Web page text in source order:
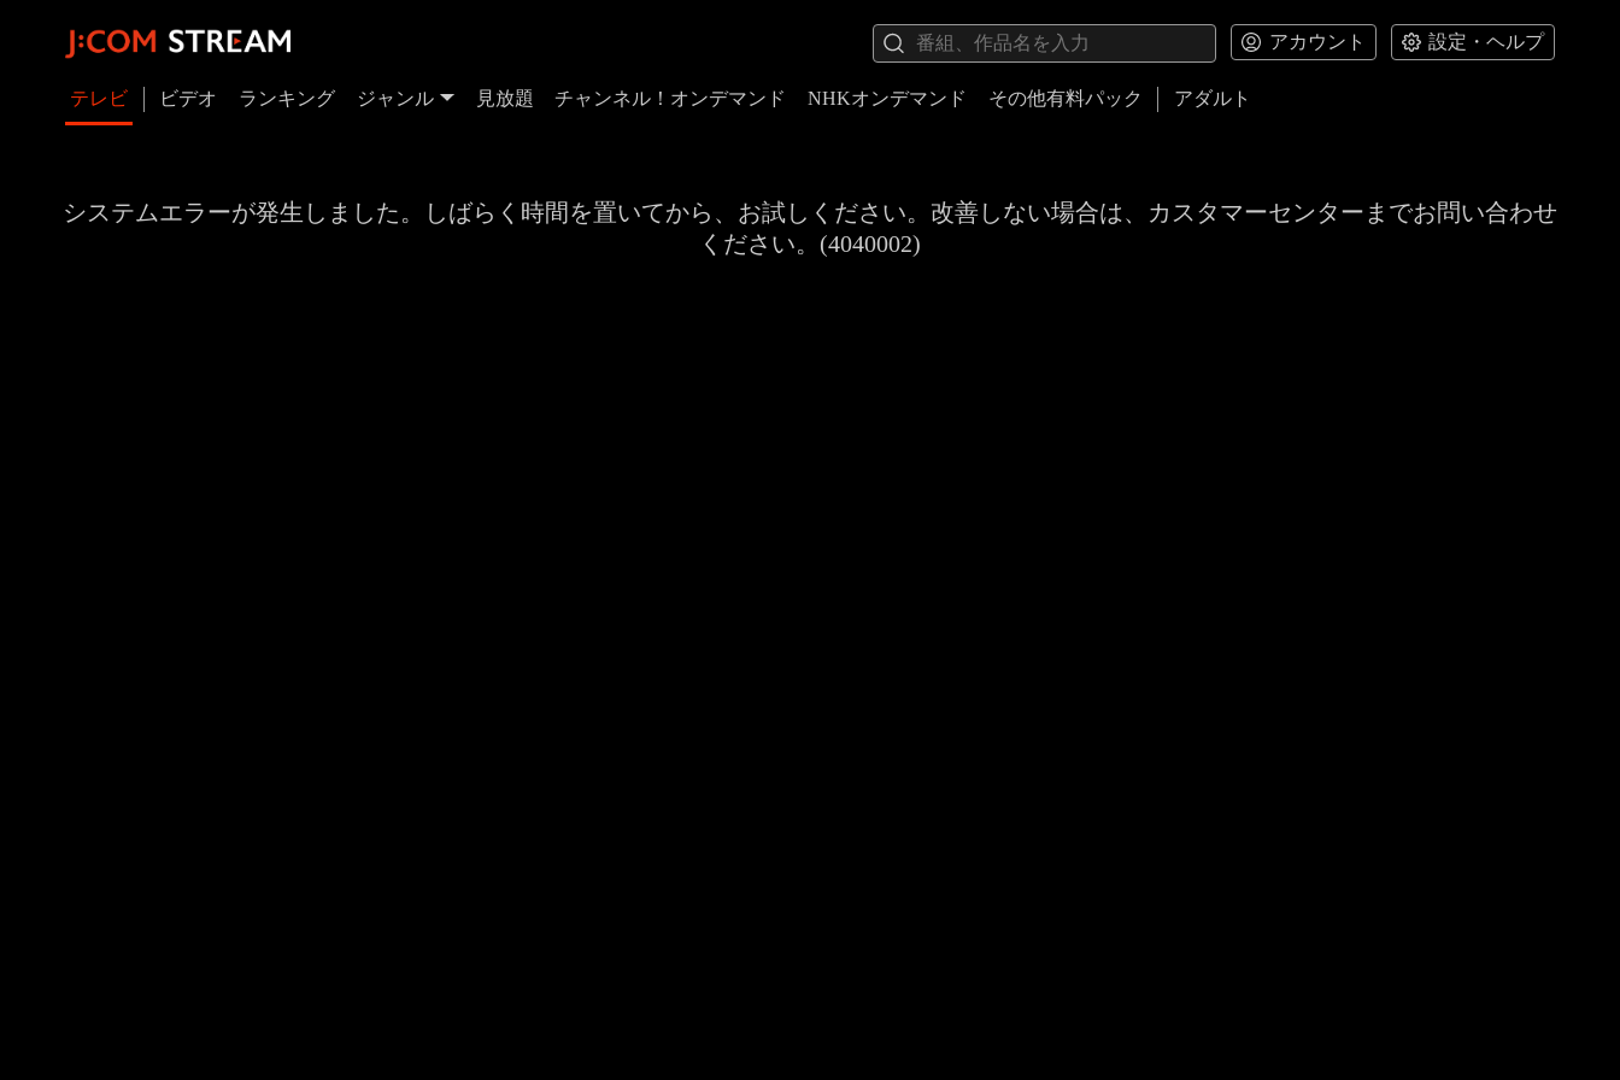
アカウント 設定・ヘルプ
テレビ ビデオ ランキング ジャンル 見放題 チャンネル！オンデマンド NHKオンデマンド その他有料パック アダルト
システムエラーが発生しました。しばらく時間を置いてから、お試しください。改善しない場合は、カスタマーセンターまでお問い合わせ
ください。(4040002)